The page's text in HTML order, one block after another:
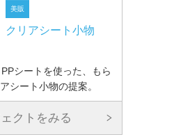
美販
クリアシート小物
シートを使った、もら
シート小物の提案。
クトをみる